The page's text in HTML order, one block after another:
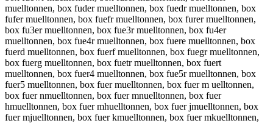
muelltonnen, box fuder muelltonnen, box fuedr muelltonnen, box
fufer muelltonnen, box fuefr muelltonnen, box furer muelltonnen,
box fu3er muelltonnen, box fue3r muelltonnen, box fu4er
muelltonnen, box fue4r muelltonnen, box fuere muelltonnen, box
fuerd muelltonnen, box fuerf muelltonnen, box fuegr muelltonnen,
box fuerg muelltonnen, box fuetr muelltonnen, box fuert
muelltonnen, box fuer4 muelltonnen, box fue5r muelltonnen, box
fuer5 muelltonnen, box fuer muelltonnen, box fuer m uelltonnen,
box fuer nmuelltonnen, box fuer mnuelltonnen, box fuer
hmuelltonnen, box fuer mhuelltonnen, box fuer jmuelltonnen, box
fuer mjuelltonnen, box fuer kmuelltonnen, box fuer mkuelltonnen,